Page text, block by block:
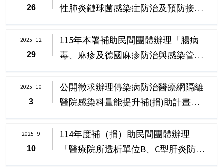
性肺炎鏈球菌感染症防治及預防接
(更新)
26
115年本署補助民間團體辦理「腸病
毒、麻疹及德國麻疹防治與感染管
2025 - 12
29
公開徵求辦理傳染病防治醫療網隔離
醫院感染科量能提升補(捐)助計畫
2025 - 10
3
114年度補（捐）助民間團體辦理
「醫療院所透析單位B、C型肝炎防治
2025 - 9
10